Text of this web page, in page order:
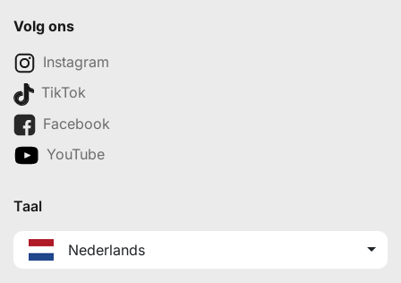
Volg ons
Instagram
TikTok
Facebook
YouTube
Taal
Nederlands